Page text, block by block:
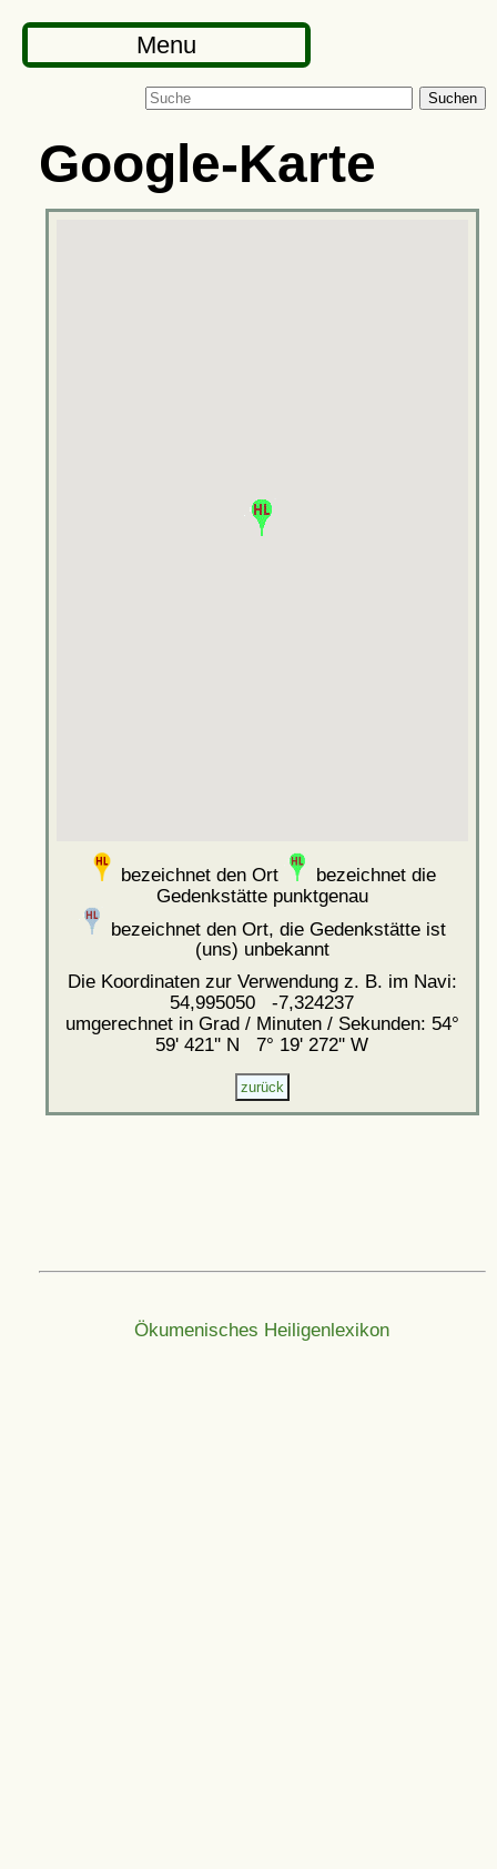
Menu
Suchen
Google-Karte
bezeichnet den Ort
bezeichnet die
Gedenkstätte punktgenau
bezeichnet den Ort, die Gedenkstätte ist
(uns) unbekannt
Die Koordinaten zur Verwendung z. B. im Navi:
54,995050 -7,324237
umgerechnet in Grad / Minuten / Sekunden: 54°
59' 421'' N 7° 19' 272'' W
Ökumenisches Heiligenlexikon